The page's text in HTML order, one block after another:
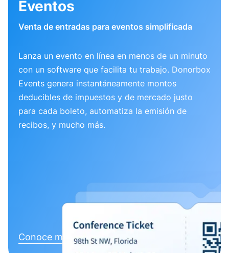
Eventos
Venta de entradas para eventos simplificada
Lanza un evento en línea en menos de un minuto
con un software que facilita tu trabajo. Donorbox
Events genera instantáneamente montos
deducibles de impuestos y de mercado justo
para cada boleto, automatiza la emisión de
recibos, y mucho más.
Conoce más